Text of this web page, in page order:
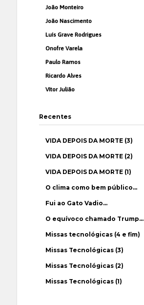
João Monteiro
João Nascimento
Luís Grave Rodrigues
Onofre Varela
Paulo Ramos
Ricardo Alves
Vítor Julião
Recentes
VIDA DEPOIS DA MORTE (3)
VIDA DEPOIS DA MORTE (2)
VIDA DEPOIS DA MORTE (1)
O clima como bem público…
Fui ao Gato Vadio…
O equívoco chamado Trump…
Missas tecnológicas (4 e fim)
Missas Tecnológicas (3)
Missas Tecnológicas (2)
Missas Tecnológicas (1)